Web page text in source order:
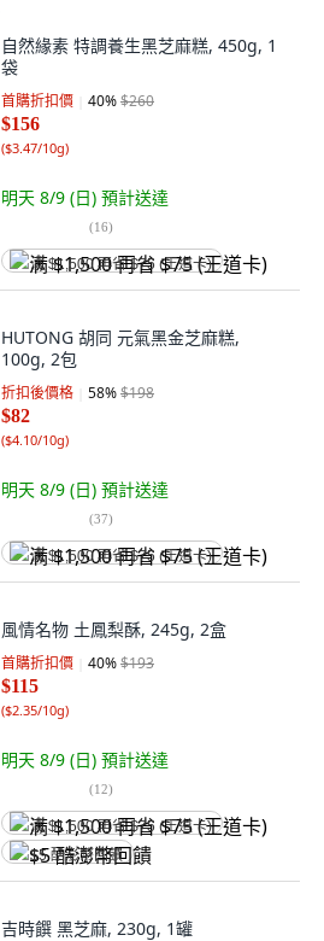
自然緣素 特調養生黑芝麻糕, 450g, 1
袋
首購折扣價 40%$260
$156
($3.47/10g)
明天 8/9 (日) 預計送達
(16)
满 $1,500 再省 $75 (王道卡)
HUTONG 胡同 元氣黑金芝麻糕,
100g, 2包
折扣後價格 58%$198
$82
($4.10/10g)
明天 8/9 (日) 預計送達
(37)
满 $1,500 再省 $75 (王道卡)
風情名物 土鳳梨酥, 245g, 2盒
首購折扣價 40%$193
$115
($2.35/10g)
明天 8/9 (日) 預計送達
(12)
满 $1,500 再省 $75 (王道卡)
$5 酷澎幣回饋
吉時饌 黑芝麻, 230g, 1罐